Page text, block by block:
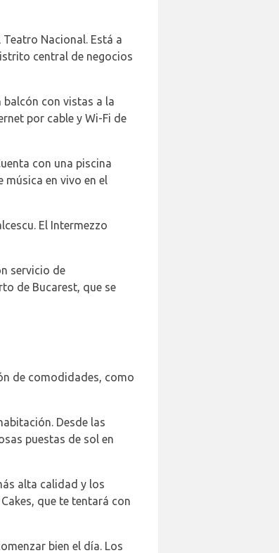
Nacional. Está a
central de negocios
balcón con vistas a la
por cable y Wi-Fi de
con una piscina
en vivo en el
El Intermezzo
servicio de
de Bucarest, que se
de comodidades, como
Desde las
puestas de sol en
alta calidad y los
que te tentará con
bien el día. Los